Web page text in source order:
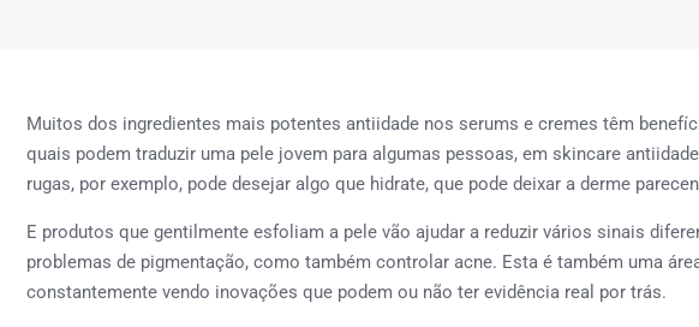
Muitos dos ingredientes mais potentes antiidade nos serums e cremes têm
quais podem traduzir uma pele jovem para algumas pessoas, em skincare
rugas, por exemplo, pode desejar algo que hidrate, que pode deixar a derme
E produtos que gentilmente esfoliam a pele vão ajudar a reduzir vários sinais
problemas de pigmentação, como também controlar acne. Esta é também uma
constantemente vendo inovações que podem ou não ter evidência real por trás.